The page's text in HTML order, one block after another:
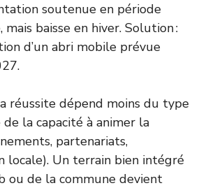
soutenue en période
mais baisse en hiver. Solution :
d’un abri mobile prévue
réussite dépend moins du type
la capacité à animer la
partenariats,
locale). Un terrain bien intégré
ou de la commune devient